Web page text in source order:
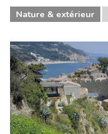
Nature & extérieur